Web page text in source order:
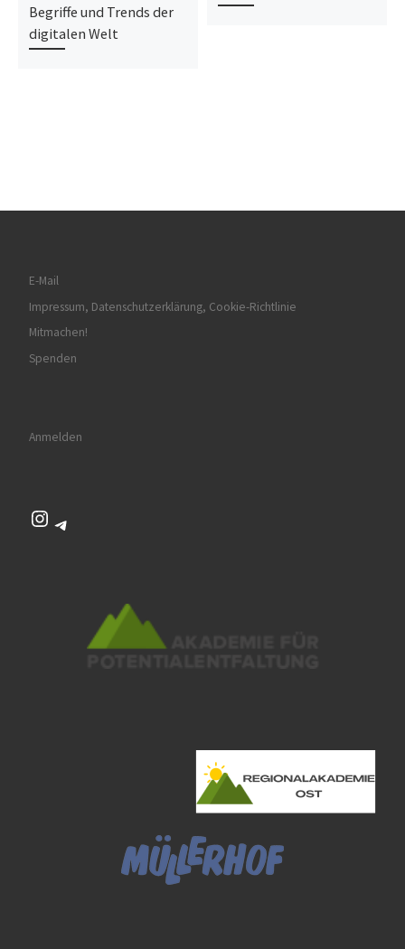
Begriffe und Trends der
digitalen Welt
E-Mail
Impressum, Datenschutzerklärung, Cookie-Richtlinie
Mitmachen!
Spenden
Anmelden
Instagram
Telegram